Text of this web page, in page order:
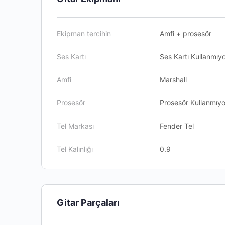
Ekipman tercihin Amfi + prosesör
Ses Kartı Ses Kartı
Amfi Marshall
Prosesör Prosesör
Tel Markası Fender Tel
Tel Kalınlığı 0.9
Gitar Parçaları